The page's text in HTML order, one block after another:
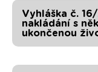
Vyhláška č.
nakládání s
ukončenou